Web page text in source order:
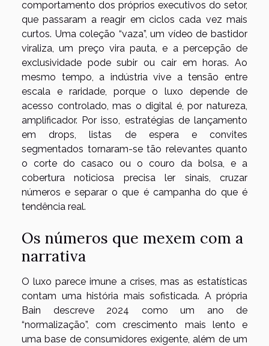
comportamento dos próprios executivos do setor,
que passaram a reagir em ciclos cada vez mais
curtos. Uma coleção “vaza”, um vídeo de bastidor
viraliza, um preço vira pauta, e a percepção de
exclusividade pode subir ou cair em horas. Ao
mesmo tempo, a indústria vive a tensão entre
escala e raridade, porque o luxo depende de
acesso controlado, mas o digital é, por natureza,
amplificador. Por isso, estratégias de lançamento
em drops, listas de espera e convites
segmentados tornaram-se tão relevantes quanto
o corte do casaco ou o couro da bolsa, e a
cobertura noticiosa precisa ler sinais, cruzar
números e separar o que é campanha do que é
tendência real.
Os números que mexem com a
narrativa
O luxo parece imune a crises, mas as estatísticas
contam uma história mais sofisticada. A própria
Bain descreve 2024 como um ano de
“normalização”, com crescimento mais lento e
uma base de consumidores exigente, além de um